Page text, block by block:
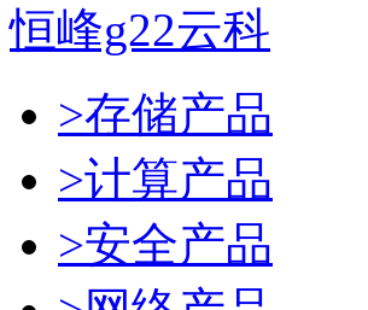
恒峰g22云科
>存储产品
>计算产品
>安全产品